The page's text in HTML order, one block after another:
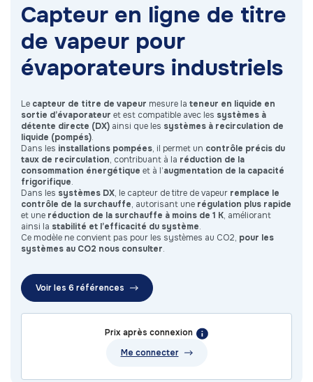
Capteur en ligne de titre
de vapeur pour
évaporateurs industriels
Le capteur de titre de vapeur mesure la teneur en liquide en
sortie d’évaporateur et est compatible avec les systèmes à
détente directe (DX) ainsi que les systèmes à recirculation de
liquide (pompés).
Dans les installations pompées, il permet un contrôle précis du
taux de recirculation, contribuant à la réduction de la
consommation énergétique et à l’augmentation de la capacité
frigorifique.
Dans les systèmes DX, le capteur de titre de vapeur remplace le
contrôle de la surchauffe, autorisant une régulation plus rapide
et une réduction de la surchauffe à moins de 1 K, améliorant
ainsi la stabilité et l’efficacité du système.
Ce modèle ne convient pas pour les systèmes au CO2, pour les
systèmes au CO2 nous consulter.
Voir les 6 références
Prix après connexion
Me connecter